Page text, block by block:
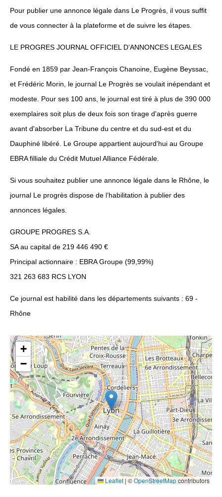
Pour publier une annonce légale dans Le Progrès, il vous suffit
de vous connecter à la plateforme et de suivre les étapes.
LE PROGRES JOURNAL OFFICIEL D’ANNONCES LEGALES
Fondé en 1859 par Jean-François Chanoine, Eugène Beyssac,
et Frédéric Morin, le journal Le Progrès se voulait inépendant et
modeste. Pour ses 100 ans, le journal est tiré à plus de 390 000
exemplaires soit plus de deux fois son tirage d'après guerre
avant d'absorber La Tribune du centre et du sud-est et du
Dauphiné libéré. Le Groupe appartient aujourd'hui au Groupe
EBRA filliale du Crédit Mutuel Alliance Fédérale.
Si vous souhaitez publier une annonce légale dans le Rhône, le
journal Le progrès dispose de l’habilitation à publier des
annonces légales.
GROUPE PROGRES S.A.
SA au capital de 219 446 490 €
Principal actionnaire : EBRA Groupe (99,99%)
321 263 683 RCS LYON
Ce journal est habilité dans les départements suivants : 69 -
Rhône
+
−
Leaflet | ©OpenStreetMapcontributors